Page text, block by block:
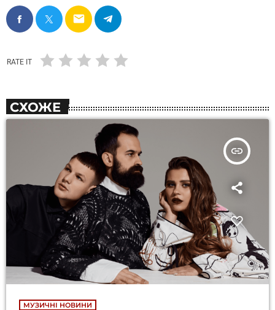
email
RATE IT
СХОЖЕ
insert_link
МУЗИЧНІ НОВИНИ